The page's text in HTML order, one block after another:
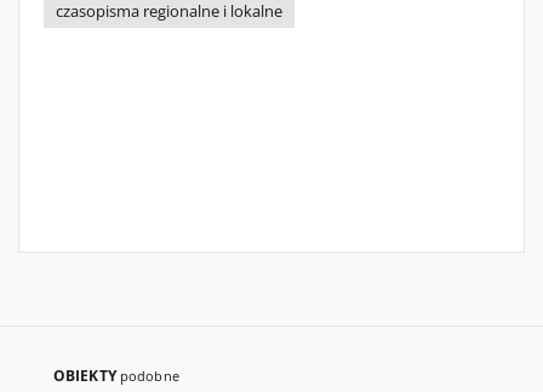
czasopisma regionalne i lokalne
OBIEKTY podobne